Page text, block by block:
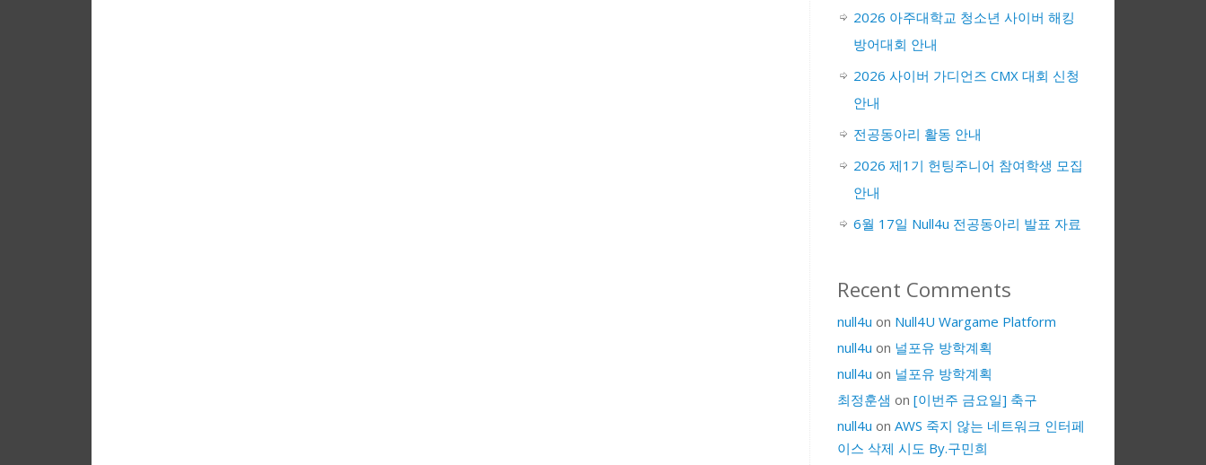
2026 아주대학교 청소년 사이버 해킹
방어대회 안내
2026 사이버 가디언즈 CMX 대회 신청
안내
전공동아리 활동 안내
2026 제1기 헌팅주니어 참여학생 모집
안내
6월 17일 Null4u 전공동아리 발표 자료
Recent Comments
null4u on Null4U Wargame Platform
null4u on 널포유 방학계획
null4u on 널포유 방학계획
최정훈샘 on [이번주 금요일] 축구
null4u on AWS 죽지 않는 네트워크 인터페
이스 삭제 시도 By.구민희